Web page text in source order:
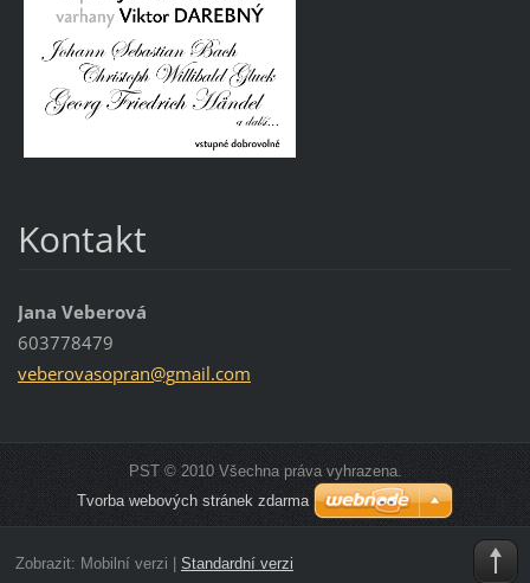
Kontakt
Jana Veberová
603778479
veberovasopran@gmail.com
PST © 2010 Všechna práva vyhrazena.
Tvorba webových stránek zdarma
Zobrazit: Mobilní verzi | Standardní verzi